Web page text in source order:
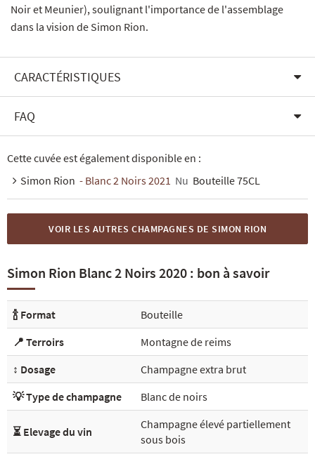
Noir et Meunier), soulignant l'importance de l'assemblage
dans la vision de Simon Rion.
CARACTÉRISTIQUES
FAQ
Cette cuvée est également disponible en :
Simon Rion - Blanc 2 Noirs 2021 Nu Bouteille 75CL
VOIR LES AUTRES CHAMPAGNES DE SIMON RION
Simon Rion Blanc 2 Noirs 2020 : bon à savoir
🍾 Format
Bouteille
📍 Terroirs
Montagne de reims
↕️ Dosage
Champagne extra brut
💡 Type de champagne
Blanc de noirs
⏳ Elevage du vin
Champagne élevé partiellement
sous bois